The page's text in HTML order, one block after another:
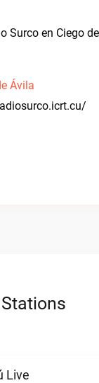
Surco en Ciego
Ávila
Live